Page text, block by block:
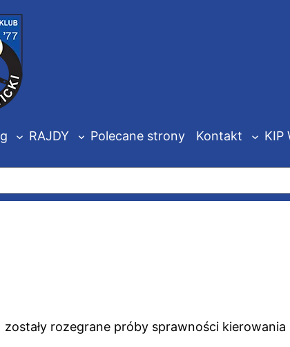
RAJDY Polecane strony Kontakt KIP
rozegrane próby sprawności kierowania